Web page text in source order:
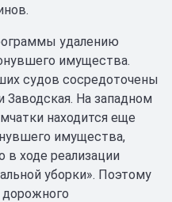
удалению
имущества.
судов сосредоточены
Заводская. На западном
находится еще
имущества,
ходе реализации
уборки». Поэтому
дорожного